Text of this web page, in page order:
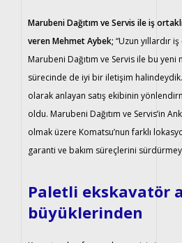
Marubeni Dağıtım ve Servis ile iş
veren Mehmet Aybek; “Uzun yıllardır
Marubeni Dağıtım ve Servis ile bu yeni
sürecinde de iyi bir iletişim
olarak anlayan satış ekibinin
oldu. Marubeni Dağıtım ve Servis’in
olmak üzere Komatsu’nun farklı
garanti ve bakım süreçlerini
Paletli ekskavatör
büyüklerinden